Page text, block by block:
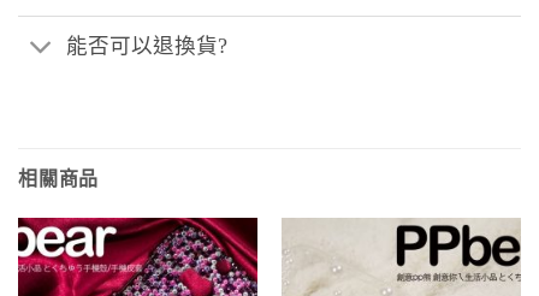
能否可以退換貨?
相關商品